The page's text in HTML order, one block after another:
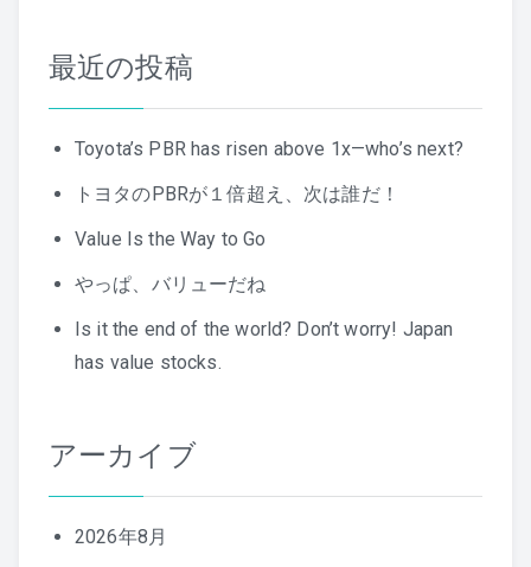
最近の投稿
Toyota’s PBR has risen above 1x—who’s next?
トヨタのPBRが１倍超え、次は誰だ！
Value Is the Way to Go
やっぱ、バリューだね
Is it the end of the world? Don’t worry! Japan
has value stocks.
アーカイブ
2026年8月